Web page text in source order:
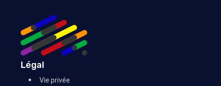
Légal
Vie privée